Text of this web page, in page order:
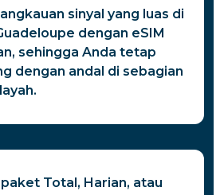
sinyal yang luas di
dengan eSIM
sehingga Anda tetap
dengan andal di sebagian
Total, Harian, atau